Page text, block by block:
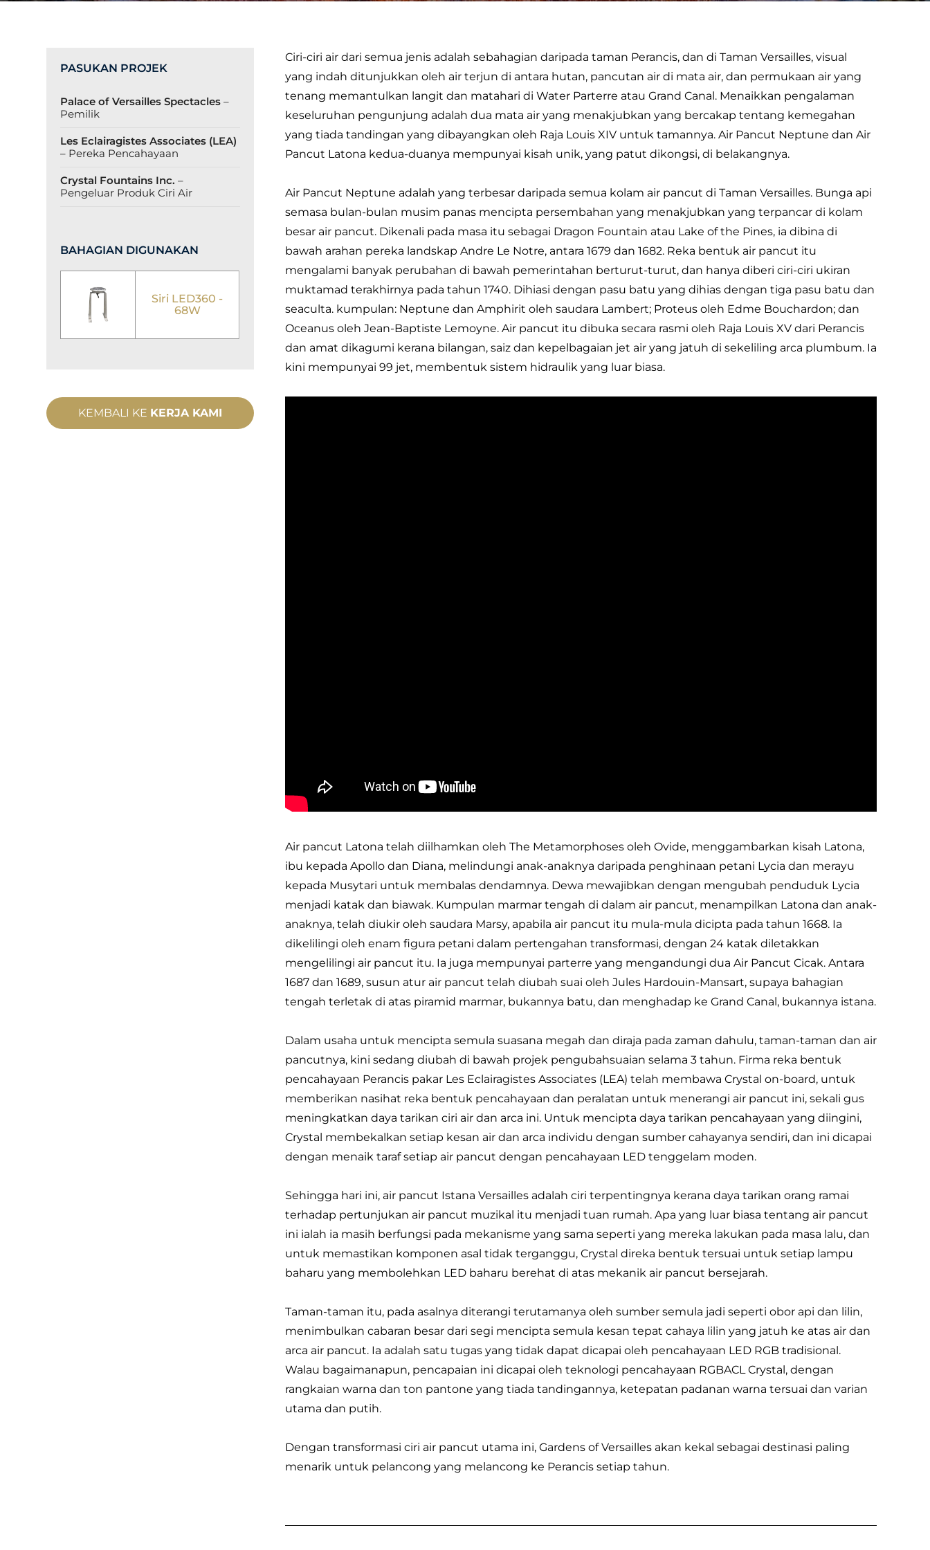
PASUKAN PROJEK
Palace of Versailles Spectacles –
Pemilik
Les Eclairagistes Associates (LEA)
– Pereka Pencahayaan
Crystal Fountains Inc. –
Pengeluar Produk Ciri Air
BAHAGIAN DIGUNAKAN
Siri LED360 -
68W
KEMBALI KE KERJA KAMI
Ciri-ciri air dari semua jenis adalah sebahagian daripada taman Perancis, dan di Taman Versailles, visual
yang indah ditunjukkan oleh air terjun di antara hutan, pancutan air di mata air, dan permukaan air yang
tenang memantulkan langit dan matahari di Water Parterre atau Grand Canal. Menaikkan pengalaman
keseluruhan pengunjung adalah dua mata air yang menakjubkan yang bercakap tentang kemegahan
yang tiada tandingan yang dibayangkan oleh Raja Louis XIV untuk tamannya. Air Pancut Neptune dan Air
Pancut Latona kedua-duanya mempunyai kisah unik, yang patut dikongsi, di belakangnya.
Air Pancut Neptune adalah yang terbesar daripada semua kolam air pancut di Taman Versailles. Bunga api
semasa bulan-bulan musim panas mencipta persembahan yang menakjubkan yang terpancar di kolam
besar air pancut. Dikenali pada masa itu sebagai Dragon Fountain atau Lake of the Pines, ia dibina di
bawah arahan pereka landskap Andre Le Notre, antara 1679 dan 1682. Reka bentuk air pancut itu
mengalami banyak perubahan di bawah pemerintahan berturut-turut, dan hanya diberi ciri-ciri ukiran
muktamad terakhirnya pada tahun 1740. Dihiasi dengan pasu batu yang dihias dengan tiga pasu batu dan
seaculta. kumpulan: Neptune dan Amphirit oleh saudara Lambert; Proteus oleh Edme Bouchardon; dan
Oceanus oleh Jean-Baptiste Lemoyne. Air pancut itu dibuka secara rasmi oleh Raja Louis XV dari Perancis
dan amat dikagumi kerana bilangan, saiz dan kepelbagaian jet air yang jatuh di sekeliling arca plumbum. Ia
kini mempunyai 99 jet, membentuk sistem hidraulik yang luar biasa.
Air pancut Latona telah diilhamkan oleh The Metamorphoses oleh Ovide, menggambarkan kisah Latona,
ibu kepada Apollo dan Diana, melindungi anak-anaknya daripada penghinaan petani Lycia dan merayu
kepada Musytari untuk membalas dendamnya. Dewa mewajibkan dengan mengubah penduduk Lycia
menjadi katak dan biawak. Kumpulan marmar tengah di dalam air pancut, menampilkan Latona dan anak-
anaknya, telah diukir oleh saudara Marsy, apabila air pancut itu mula-mula dicipta pada tahun 1668. Ia
dikelilingi oleh enam figura petani dalam pertengahan transformasi, dengan 24 katak diletakkan
mengelilingi air pancut itu. Ia juga mempunyai parterre yang mengandungi dua Air Pancut Cicak. Antara
1687 dan 1689, susun atur air pancut telah diubah suai oleh Jules Hardouin-Mansart, supaya bahagian
tengah terletak di atas piramid marmar, bukannya batu, dan menghadap ke Grand Canal, bukannya istana.
Dalam usaha untuk mencipta semula suasana megah dan diraja pada zaman dahulu, taman-taman dan air
pancutnya, kini sedang diubah di bawah projek pengubahsuaian selama 3 tahun. Firma reka bentuk
pencahayaan Perancis pakar Les Eclairagistes Associates (LEA) telah membawa Crystal on-board, untuk
memberikan nasihat reka bentuk pencahayaan dan peralatan untuk menerangi air pancut ini, sekali gus
meningkatkan daya tarikan ciri air dan arca ini. Untuk mencipta daya tarikan pencahayaan yang diingini,
Crystal membekalkan setiap kesan air dan arca individu dengan sumber cahayanya sendiri, dan ini dicapai
dengan menaik taraf setiap air pancut dengan pencahayaan LED tenggelam moden.
Sehingga hari ini, air pancut Istana Versailles adalah ciri terpentingnya kerana daya tarikan orang ramai
terhadap pertunjukan air pancut muzikal itu menjadi tuan rumah. Apa yang luar biasa tentang air pancut
ini ialah ia masih berfungsi pada mekanisme yang sama seperti yang mereka lakukan pada masa lalu, dan
untuk memastikan komponen asal tidak terganggu, Crystal direka bentuk tersuai untuk setiap lampu
baharu yang membolehkan LED baharu berehat di atas mekanik air pancut bersejarah.
Taman-taman itu, pada asalnya diterangi terutamanya oleh sumber semula jadi seperti obor api dan lilin,
menimbulkan cabaran besar dari segi mencipta semula kesan tepat cahaya lilin yang jatuh ke atas air dan
arca air pancut. Ia adalah satu tugas yang tidak dapat dicapai oleh pencahayaan LED RGB tradisional.
Walau bagaimanapun, pencapaian ini dicapai oleh teknologi pencahayaan RGBACL Crystal, dengan
rangkaian warna dan ton pantone yang tiada tandingannya, ketepatan padanan warna tersuai dan varian
utama dan putih.
Dengan transformasi ciri air pancut utama ini, Gardens of Versailles akan kekal sebagai destinasi paling
menarik untuk pelancong yang melancong ke Perancis setiap tahun.